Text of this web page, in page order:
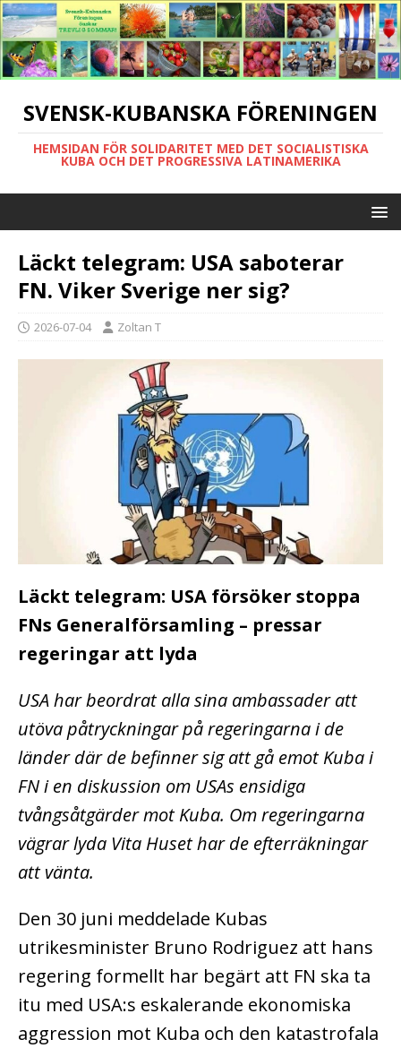
SVENSK-KUBANSKA FÖRENINGEN
HEMSIDAN FÖR SOLIDARITET MED DET SOCIALISTISKA
KUBA OCH DET PROGRESSIVA LATINAMERIKA
Läckt telegram: USA saboterar
FN. Viker Sverige ner sig?
2026-07-04 Zoltan T
Läckt telegram: USA försöker stoppa
FNs Generalförsamling – pressar
regeringar att lyda
USA har beordrat alla sina ambassader att
utöva påtryckningar på regeringarna i de
länder där de befinner sig att gå emot Kuba i
FN i en diskussion om USAs ensidiga
tvångsåtgärder mot Kuba. Om regeringarna
vägrar lyda Vita Huset har de efterräkningar
att vänta.
Den 30 juni meddelade Kubas
utrikesminister Bruno Rodriguez att hans
regering formellt har begärt att FN ska ta
itu med USA:s eskalerande ekonomiska
aggression mot Kuba och den katastrofala